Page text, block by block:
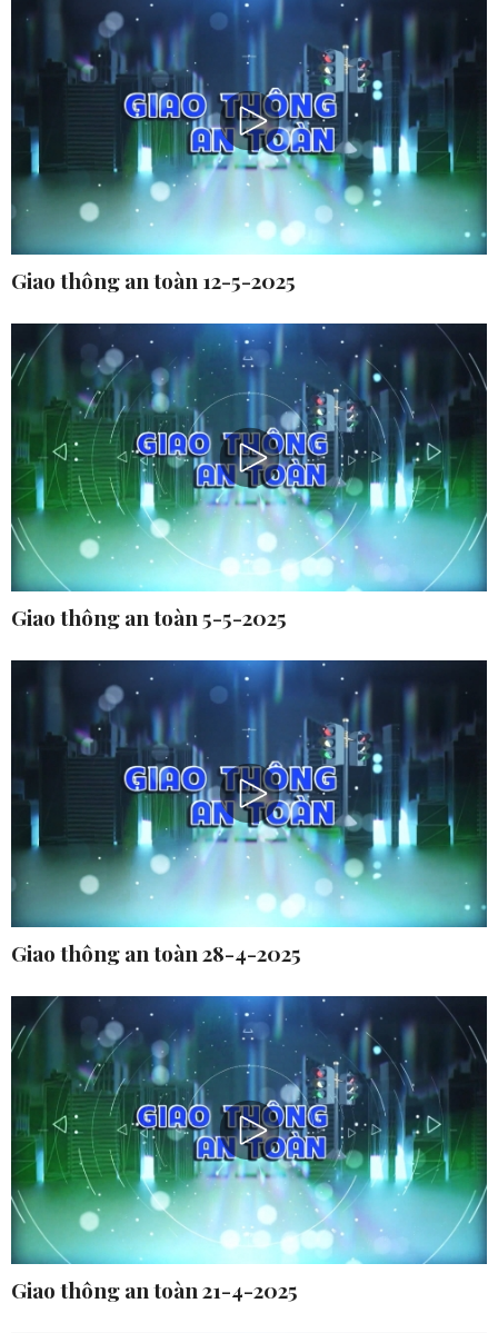
Giao thông an toàn 12-5-2025
Giao thông an toàn 5-5-2025
Giao thông an toàn 28-4-2025
Giao thông an toàn 21-4-2025